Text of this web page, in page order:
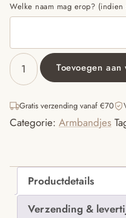
Welke naam mag erop?
Armband
katsuki
aantal
Toevoegen
Gratis verzending vanaf €70
Categorie: Armbandjes
Productdetails
Verzending &